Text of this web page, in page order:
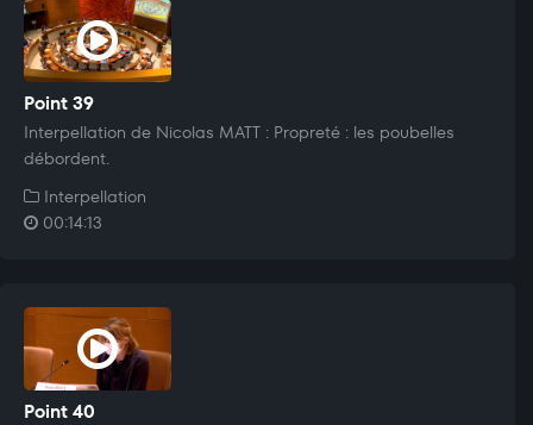
Point 39
Interpellation de Nicolas MATT : Propreté : les poubelles
débordent.
Interpellation
00:14:13
Point 40